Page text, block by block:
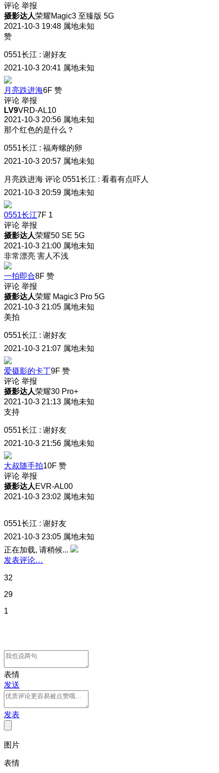
评论 举报
摄影达人荣耀Magic3 至臻版 5G
2021-10-3 19:48 属地未知
赞
0551长江 : 谢好友
2021-10-3 20:41 属地未知
月亮跌进海6F 赞
评论 举报
LV9VRD-AL10
2021-10-3 20:56 属地未知
那个红色的是什么？
0551长江 : 福寿螺的卵
2021-10-3 20:57 属地未知
月亮跌进海 评论 0551长江 : 看着有点吓人
2021-10-3 20:59 属地未知
0551长江7F 1
评论 举报
摄影达人荣耀50 SE 5G
2021-10-3 21:00 属地未知
非常漂亮 害人不浅
一拍即合8F 赞
评论 举报
摄影达人荣耀 Magic3 Pro 5G
2021-10-3 21:05 属地未知
美拍
0551长江 : 谢好友
2021-10-3 21:07 属地未知
爱摄影的卡丁9F 赞
评论 举报
摄影达人荣耀30 Pro+
2021-10-3 21:13 属地未知
支持
0551长江 : 谢好友
2021-10-3 21:56 属地未知
大叔随手拍10F 赞
评论 举报
摄影达人 EVR-AL00
2021-10-3 23:02 属地未知
0551长江 : 谢好友
2021-10-3 23:05 属地未知
正在加载, 请稍候...
发表评论…
32
29
1
表情
发送
发表
图片
表情